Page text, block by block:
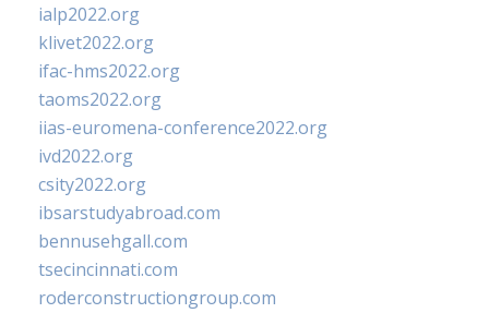
ialp2022.org
klivet2022.org
ifac-hms2022.org
taoms2022.org
iias-euromena-conference2022.org
ivd2022.org
csity2022.org
ibsarstudyabroad.com
bennusehgall.com
tsecincinnati.com
roderconstructiongroup.com